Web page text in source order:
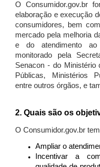
O Consumidor.gov.br
elaboração e execução
consumidores, bem
mercado pela melhoria
e do atendimento
monitorado pela
Senacon - do Ministério
Públicas, Ministérios
entre outros órgãos, e
2. Quais são os
O Consumidor.gov.br
Ampliar o
Incentivar a